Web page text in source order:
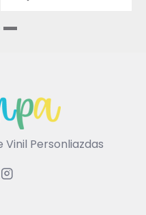
Personliazdas